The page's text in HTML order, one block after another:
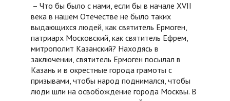
– Что бы было с нами, если бы в начале XVII
века в нашем Отечестве не было таких
выдающихся людей, как святитель Ермоген,
патриарх Московский, как святитель Ефрем,
митрополит Казанский? Находясь в
заключении, святитель Ермоген посылал в
Казань и в окрестные города грамоты с
призывами, чтобы народ поднимался, чтобы
люди шли на освобождение города Москвы. В